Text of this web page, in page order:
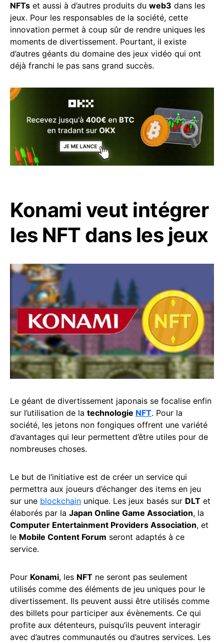
NFTs et aussi à d’autres produits du web3 dans les
jeux. Pour les responsables de la société, cette
innovation permet à coup sûr de rendre uniques les
moments de divertissement. Pourtant, il existe
d’autres géants du domaine des jeux vidéo qui ont
déjà franchi le pas sans grand succès.
Konami veut intégrer
les NFT dans les jeux
Le géant de divertissement japonais se focalise enfin
sur l’utilisation de la technologie NFT. Pour la
société, les jetons non fongiques offrent une variété
d’avantages qui leur permettent d’être utiles pour de
nombreuses choses.
Le but de l‘initiative est de créer un service qui
permettra aux joueurs d’échanger des items en jeu
sur une blockchain unique. Les jeux basés sur DLT et
élaborés par la Japan Online Game Association, la
Computer Entertainment Providers Association, et
le Mobile Content Forum seront adaptés à ce
service.
Pour Konami, les NFT ne seront pas seulement
utilisés comme des éléments de jeu uniques pour le
divertissement. Ils peuvent aussi être utilisés comme
des billets pour participer aux évènements. Ce qui
profite aux détenteurs, puisqu’ils peuvent interagir
avec d’autres communautés ou d’autres services. Les